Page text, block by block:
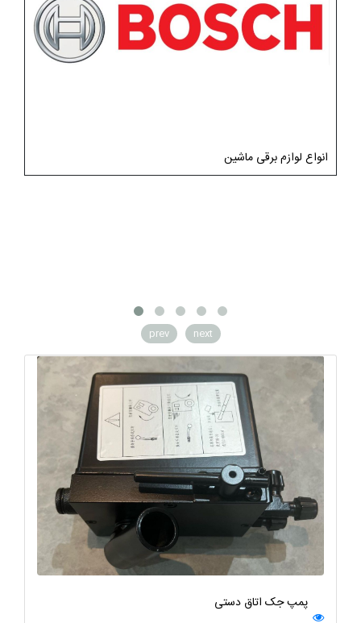
انواع لوازم برقی ماشین
prev next
پمپ جک اتاق دستی